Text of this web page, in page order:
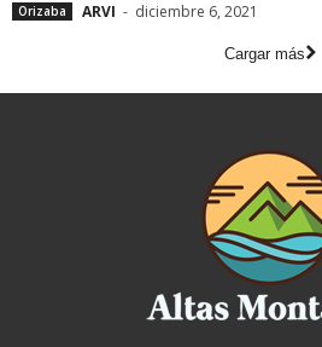
Orizaba ARVI - diciembre 6, 2021
Cargar más